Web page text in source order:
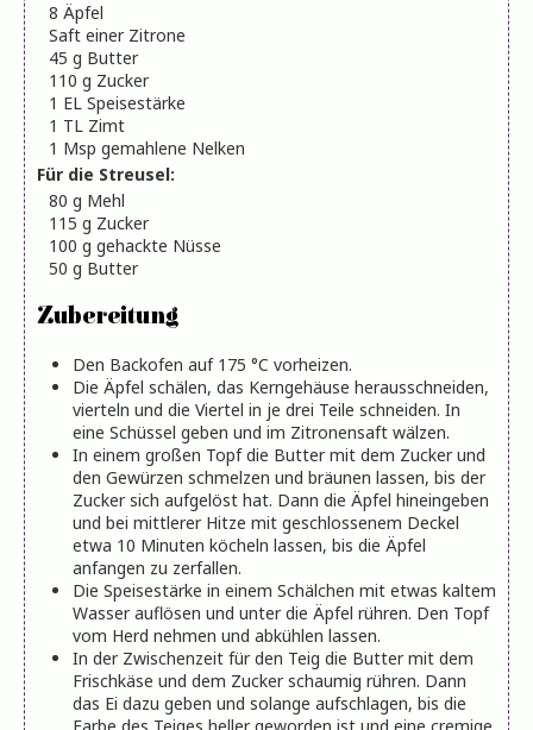
8 Äpfel
Saft einer Zitrone
45 g Butter
110 g Zucker
1 EL Speisestärke
1 TL Zimt
1 Msp gemahlene Nelken
Für die Streusel:
80 g Mehl
115 g Zucker
100 g gehackte Nüsse
50 g Butter
Zubereitung
Den Backofen auf 175 °C vorheizen.
Die Äpfel schälen, das Kerngehäuse herausschneiden,
vierteln und die Viertel in je drei Teile schneiden. In
eine Schüssel geben und im Zitronensaft wälzen.
In einem großen Topf die Butter mit dem Zucker und
den Gewürzen schmelzen und bräunen lassen, bis der
Zucker sich aufgelöst hat. Dann die Äpfel hineingeben
und bei mittlerer Hitze mit geschlossenem Deckel
etwa 10 Minuten köcheln lassen, bis die Äpfel
anfangen zu zerfallen.
Die Speisestärke in einem Schälchen mit etwas kaltem
Wasser auflösen und unter die Äpfel rühren. Den Topf
vom Herd nehmen und abkühlen lassen.
In der Zwischenzeit für den Teig die Butter mit dem
Frischkäse und dem Zucker schaumig rühren. Dann
das Ei dazu geben und solange aufschlagen, bis die
Farbe des Teiges heller geworden ist und eine cremige